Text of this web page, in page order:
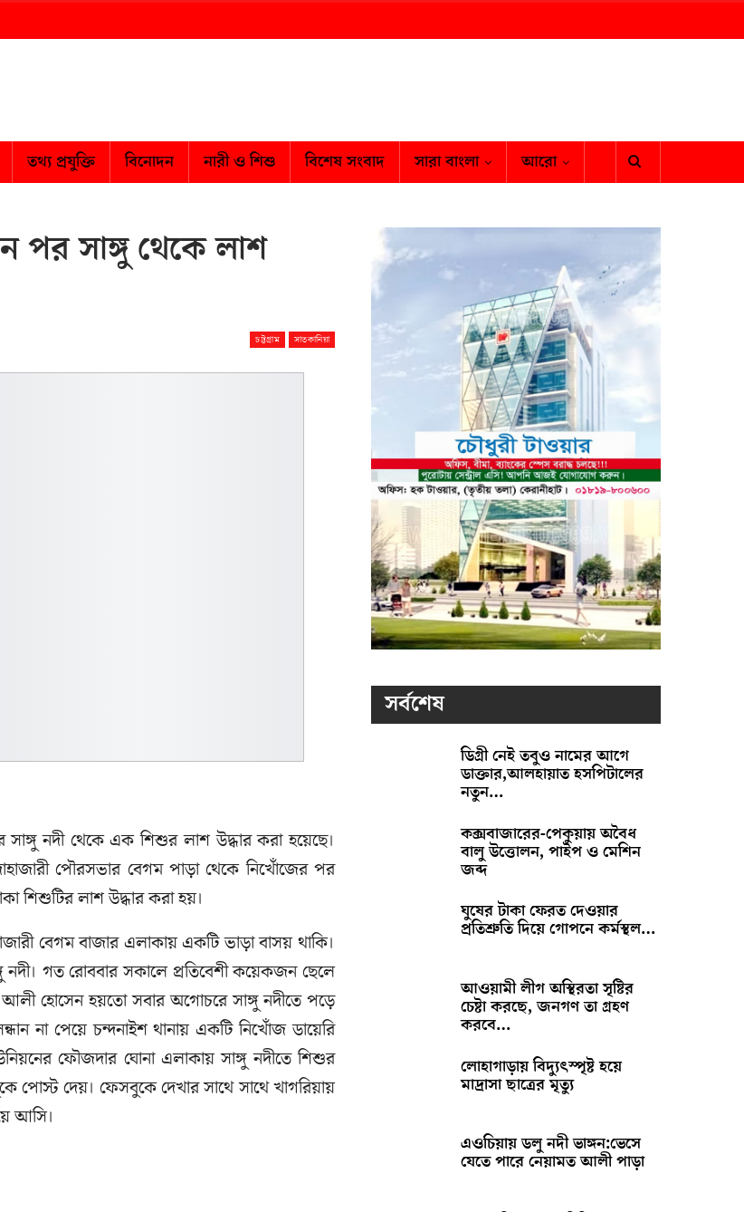
তথ্য প্রযুক্তি বিনোদন নারী ও শিশু বিশেষ সংবাদ সারা বাংলা আরো
পর সাঙ্গু থেকে লাশ
চট্টগ্রাম সাতকানিয়া
সাঙ্গু নদী থেকে এক শিশুর লাশ উদ্ধার করা হয়েছে।
পৌরসভার বেগম পাড়া থেকে নিখোঁজের পর
শিশুটির লাশ উদ্ধার করা হয়।
বেগম বাজার এলাকায় একটি ভাড়া বাসয় থাকি।
গত রোববার সকালে প্রতিবেশী কয়েকজন ছেলে
হোসেন হয়তো সবার অগোচরে সাঙ্গু নদীতে পড়ে
না পেয়ে চন্দনাইশ থানায় একটি নিখোঁজ ডায়েরি
ফৌজদার ঘোনা এলাকায় সাঙ্গু নদীতে শিশুর
দেয়। ফেসবুকে দেখার সাথে সাথে খাগরিয়ায়
আসি।
সর্বশেষ
ডিগ্রী নেই তবুও নামের আগে
ডাক্তার,আলহায়াত হসপিটালের
নতুন…
কক্সবাজারের-পেকুয়ায় অবৈধ
বালু উত্তোলন, পাইপ ও মেশিন
জব্দ
ঘুষের টাকা ফেরত দেওয়ার
প্রতিশ্রুতি দিয়ে গোপনে কর্মস্থল…
আওয়ামী লীগ অস্থিরতা সৃষ্টির
চেষ্টা করছে, জনগণ তা গ্রহণ
করবে…
লোহাগাড়ায় বিদ্যুৎস্পৃষ্ট হয়ে
মাদ্রাসা ছাত্রের মৃত্যু
এওচিয়ায় ডলু নদী ভাঙ্গন:ভেসে
যেতে পারে নেয়ামত আলী পাড়া